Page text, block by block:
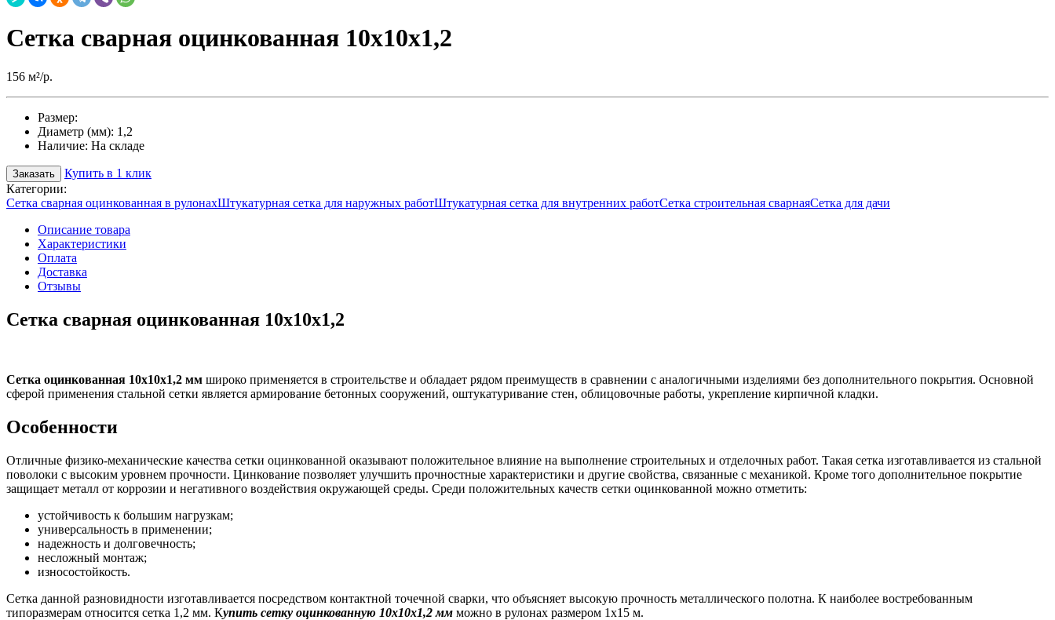
Сетка сварная оцинкованная 10х10х1,2
156 м²/р.
Размер:
Диаметр (мм): 1,2
Наличие: На складе
Заказать
Купить в 1 клик
Категории:
Сетка сварная оцинкованная в рулонахШтукатурная сетка для наружных работШтукатурная сетка для внутренних работСетка строительная сварнаяСетка для дачи
Описание товара
Характеристики
Оплата
Доставка
Отзывы
Сетка сварная оцинкованная 10х10х1,2
Сетка оцинкованная 10х10х1,2 мм широко применяется в строительстве и обладает рядом преимуществ в сравнении с аналогичными изделиями без дополнительного покрытия. Основной
сферой применения стальной сетки является армирование бетонных сооружений, оштукатуривание стен, облицовочные работы, укрепление кирпичной кладки.
Особенности
Отличные физико-механические качества сетки оцинкованной оказывают положительное влияние на выполнение строительных и отделочных работ. Такая сетка изготавливается из стальной
поволоки с высоким уровнем прочности. Цинкование позволяет улучшить прочностные характеристики и другие свойства, связанные с механикой. Кроме того дополнительное покрытие
защищает металл от коррозии и негативного воздействия окружающей среды. Среди положительных качеств сетки оцинкованной можно отметить:
устойчивость к большим нагрузкам;
универсальность в применении;
надежность и долговечность;
несложный монтаж;
износостойкость.
Сетка данной разновидности изготавливается посредством контактной точечной сварки, что объясняет высокую прочность металлического полотна. К наиболее востребованным
типоразмерам относится сетка 1,2 мм. Купить сетку оцинкованную 10х10х1,2 мм можно в рулонах размером 1х15 м.